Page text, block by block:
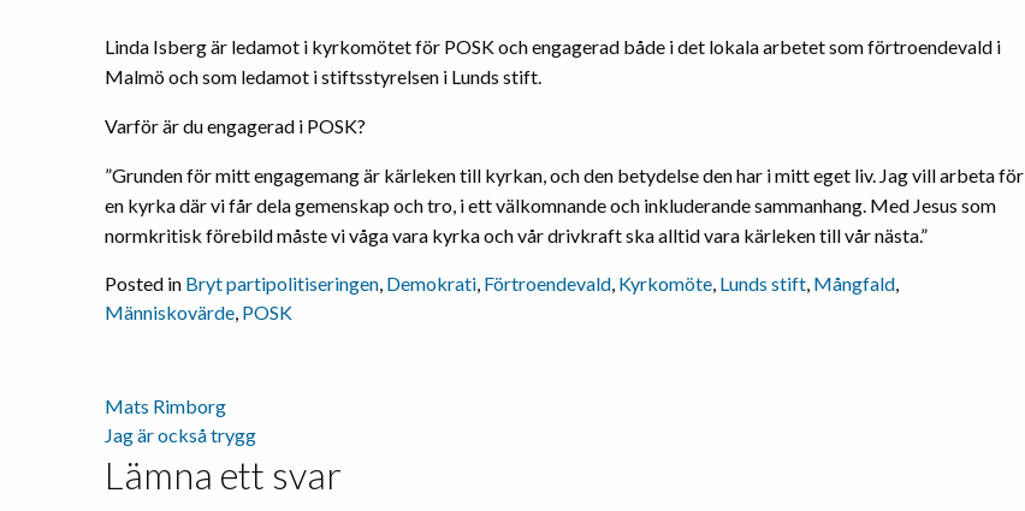
Linda Isberg är ledamot i kyrkomötet för POSK och engagerad både i det lokala arbetet som förtroendevald i
Malmö och som ledamot i stiftsstyrelsen i Lunds stift.
Varför är du engagerad i POSK?
”Grunden för mitt engagemang är kärleken till kyrkan, och den betydelse den har i mitt eget liv. Jag vill arbeta för
en kyrka där vi får dela gemenskap och tro, i ett välkomnande och inkluderande sammanhang. Med Jesus som
normkritisk förebild måste vi våga vara kyrka och vår drivkraft ska alltid vara kärleken till vår nästa.”
Posted in Bryt partipolitiseringen, Demokrati, Förtroendevald, Kyrkomöte, Lunds stift, Mångfald,
Människovärde, POSK
Inläggsnavigering
Mats Rimborg
Jag är också trygg
Lämna ett svar